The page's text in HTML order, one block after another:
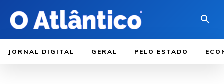
JORNAL DIGITAL GERAL PELO ESTADO